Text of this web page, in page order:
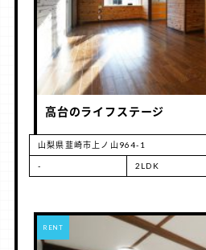
高台のライフステージ
山梨県韮崎市上ノ山964-1
- 2LDK
RENT